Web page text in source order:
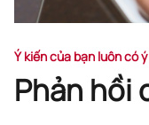
Ý kiến ​​của bạn luôn có
Phản hồi